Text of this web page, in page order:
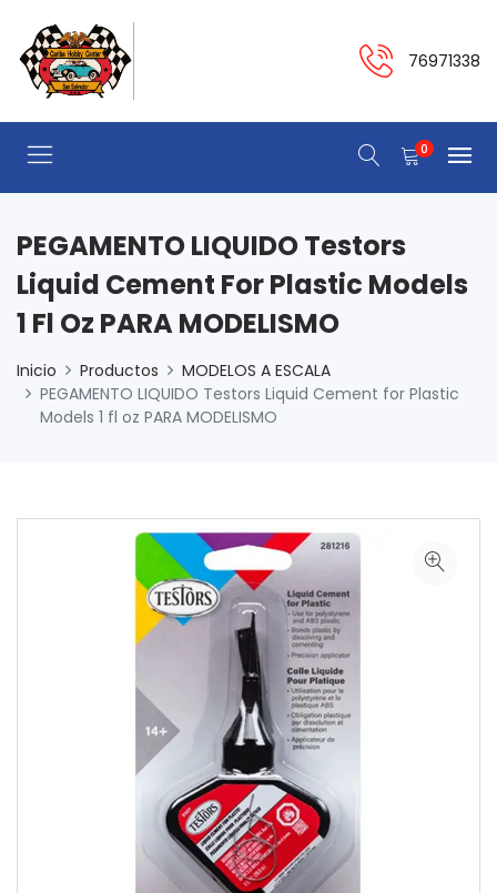
76971338
0
PEGAMENTO LIQUIDO Testors
Liquid Cement For Plastic Models
1 Fl Oz PARA MODELISMO
Inicio Productos
MODELOS A ESCALA
PEGAMENTO LIQUIDO Testors Liquid Cement for Plastic
Models 1 fl oz PARA MODELISMO